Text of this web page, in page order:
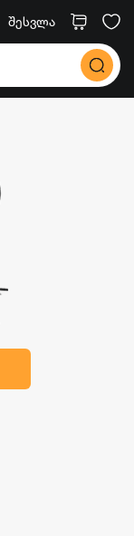
შესვლა